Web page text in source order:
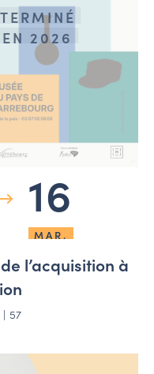
TERMINÉ
EN 2026
16
MAR.
l’acquisition à
57